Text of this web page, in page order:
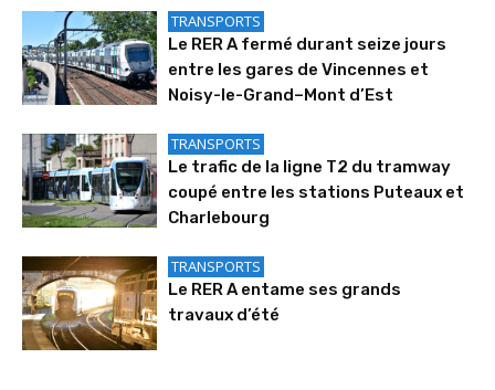
TRANSPORTS
Le RER A fermé durant seize jours
entre les gares de Vincennes et
Noisy-le-Grand–Mont d’Est
TRANSPORTS
Le trafic de la ligne T2 du tramway
coupé entre les stations Puteaux et
Charlebourg
TRANSPORTS
Le RER A entame ses grands
travaux d’été